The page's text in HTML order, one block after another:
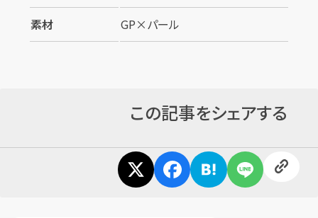
素材
GP×パール
この記事をシェアする